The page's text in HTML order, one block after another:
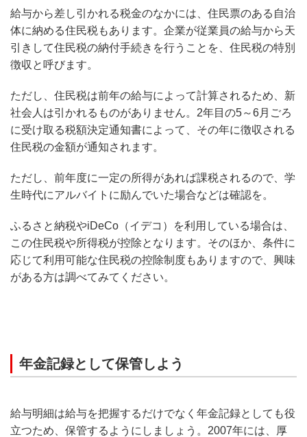
給与から差し引かれる税金のなかには、住民票のある自治
体に納める住民税もあります。企業が従業員の給与から天
引きして住民税の納付手続きを行うことを、住民税の特別
徴収と呼びます。
ただし、住民税は前年の給与によって計算されるため、新
社会人は引かれるものがありません。2年目の5～6月ごろ
に受け取る税額決定通知書によって、その年に徴収される
住民税の金額が通知されます。
ただし、前年度に一定の所得があれば課税されるので、学
生時代にアルバイトに励んでいた場合などは確認を。
ふるさと納税やiDeCo（イデコ）を利用している場合は、
この住民税や所得税が控除となります。そのほか、条件に
応じて利用可能な住民税の控除制度もありますので、興味
がある方は調べてみてください。
年金記録として保管しよう
給与明細は給与を把握するだけでなく年金記録としても役
立つため、保管するようにしましょう。2007年には、厚